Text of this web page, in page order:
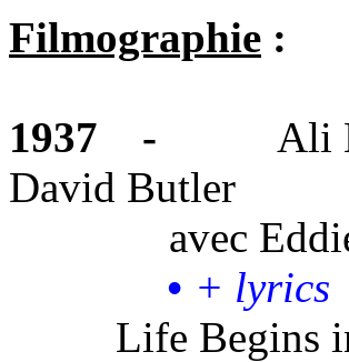
Filmographie :
1937 -
Ali
David Butler
avec
• + lyrics
Life Begins